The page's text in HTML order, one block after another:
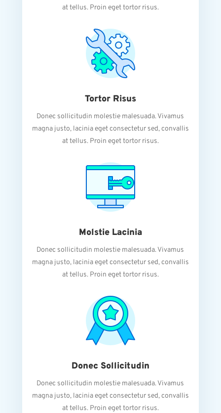
at tellus. Proin eget tortor risus.
Tortor Risus
Donec sollicitudin molestie malesuada. Vivamus
magna justo, lacinia eget consectetur sed, convallis
at tellus. Proin eget tortor risus.
Molstie Lacinia
Donec sollicitudin molestie malesuada. Vivamus
magna justo, lacinia eget consectetur sed, convallis
at tellus. Proin eget tortor risus.
Donec Sollicitudin
Donec sollicitudin molestie malesuada. Vivamus
magna justo, lacinia eget consectetur sed, convallis
at tellus. Proin eget tortor risus.